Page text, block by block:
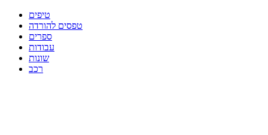
טיפים
טפסים להורדה
ספרים
עבודות
שונות
רכב